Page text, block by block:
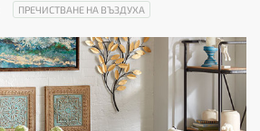
ПРЕЧИСТВАНЕ НА ВЪЗДУХА